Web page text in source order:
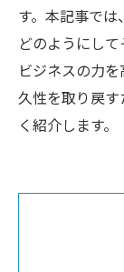
す。本記事では
どのようにし
ビジネスの力
久性を取り戻
く紹介します。